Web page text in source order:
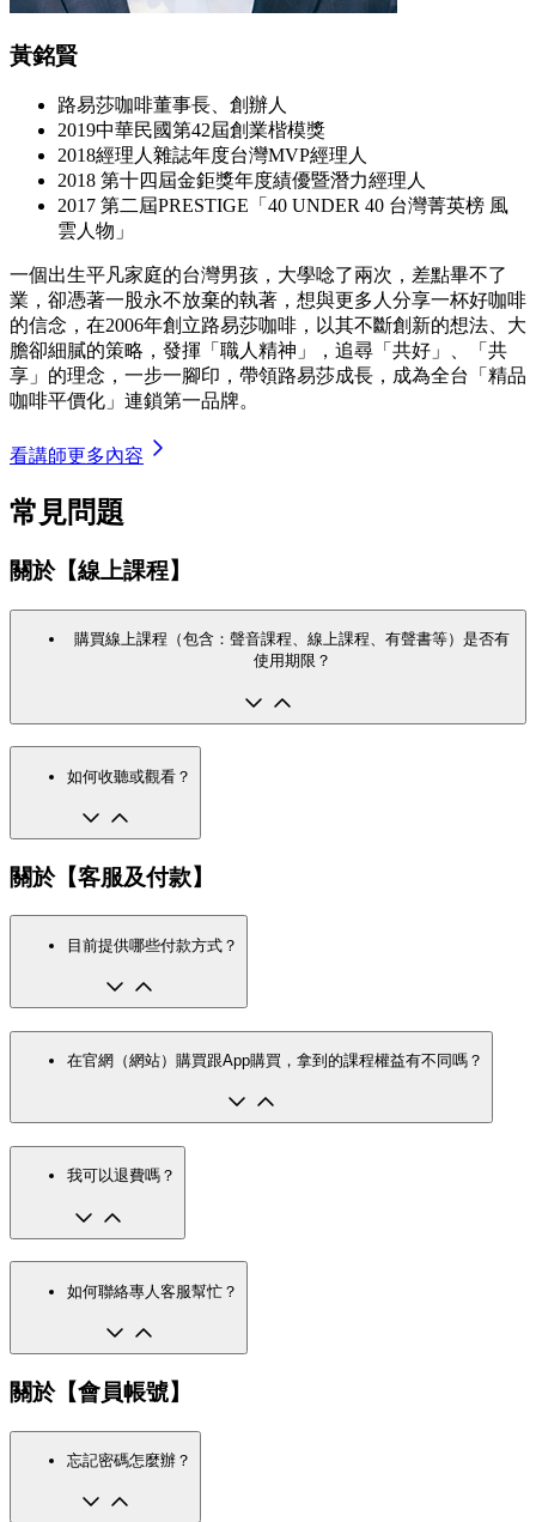
黃銘賢
路易莎咖啡董事長、創辦人
2019中華民國第42屆創業楷模獎
2018經理人雜誌年度台灣MVP經理人
2018 第十四屆金鉅獎年度績優暨潛力經理人
2017 第二屆PRESTIGE「40 UNDER 40 台灣菁英榜 風
雲人物」
一個出生平凡家庭的台灣男孩，大學唸了兩次，差點畢不了
業，卻憑著一股永不放棄的執著，想與更多人分享一杯好咖啡
的信念，在2006年創立路易莎咖啡，以其不斷創新的想法、大
膽卻細膩的策略，發揮「職人精神」，追尋「共好」、「共
享」的理念，一步一腳印，帶領路易莎成長，成為全台「精品
咖啡平價化」連鎖第一品牌。
看講師更多內容
常見問題
關於【線上課程】
購買線上課程（包含：聲音課程、線上課程、有聲書等）是否有
使用期限？
如何收聽或觀看？
關於【客服及付款】
目前提供哪些付款方式？
在官網（網站）購買跟App購買，拿到的課程權益有不同嗎？
我可以退費嗎？
如何聯絡專人客服幫忙？
關於【會員帳號】
忘記密碼怎麼辦？